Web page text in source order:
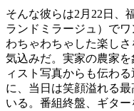
そんな彼らは2月22日、
ランドミラージュ）で
わちゃわちゃした楽し
気込みだ。実家の農家
ィスト写真からも伝わ
に、当日は笑顔溢れる
いる。番組終盤、ギタ